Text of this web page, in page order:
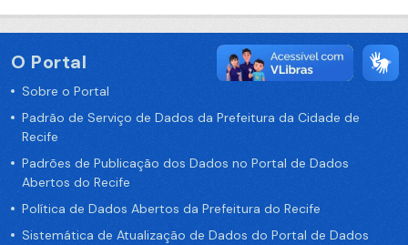
O Portal
Sobre o Portal
Padrão de Serviço de Dados da Prefeitura da Cidade de
Recife
Padrões de Publicação dos Dados no Portal de Dados
Abertos do Recife
Política de Dados Abertos da Prefeitura do Recife
Sistemática de Atualização de Dados do Portal de Dados